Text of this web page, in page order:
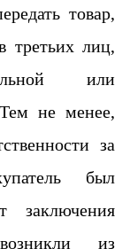
товар,
третьих лиц,
или
не менее,
за
был
из